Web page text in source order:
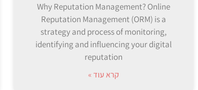
Why Reputation Management? Online
Reputation Management (ORM) is a
strategy and process of monitoring,
identifying and influencing your digital
reputation
קרא עוד »